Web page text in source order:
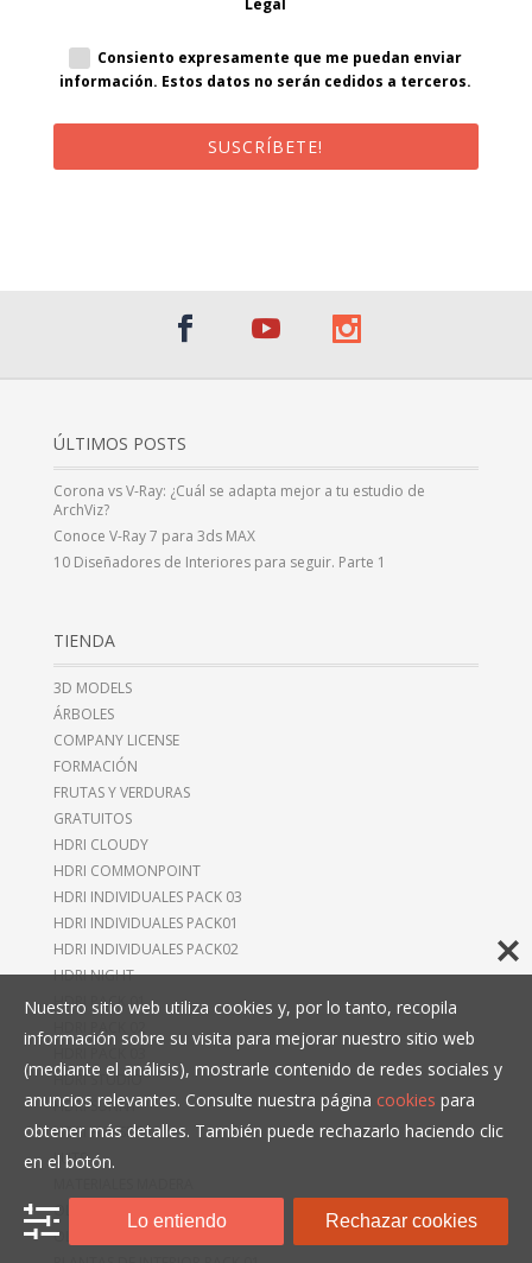
Consiento expresamente que me puedan enviar
información. Estos datos no serán cedidos a terceros.
SUSCRÍBETE!
ÚLTIMOS POSTS
Corona vs V-Ray: ¿Cuál se adapta mejor a tu estudio de
ArchViz?
Conoce V-Ray 7 para 3ds MAX
10 Diseñadores de Interiores para seguir. Parte 1
TIENDA
3D MODELS
ÁRBOLES
COMPANY LICENSE
FORMACIÓN
FRUTAS Y VERDURAS
GRATUITOS
HDRI CLOUDY
HDRI COMMONPOINT
HDRI INDIVIDUALES PACK 03
HDRI INDIVIDUALES PACK01
HDRI INDIVIDUALES PACK02
HDRI NIGHT
HDRI PACK 01
HDRI PACK 02
HDRI STUDIO
HDRI SUNNY
HDRI SUNSET
LUTS
OLIVO01
OLIVO02
Nuestro sitio web utiliza cookies y, por lo tanto, recopila
información sobre su visita para mejorar nuestro sitio web
(mediante el análisis), mostrarle contenido de redes sociales y
anuncios relevantes. Consulte nuestra página cookies para
obtener más detalles. También puede rechazarlo haciendo clic
en el botón.
Lo entiendo Rechazar cookies